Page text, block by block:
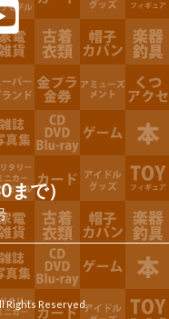
で）
Rights Reserved.